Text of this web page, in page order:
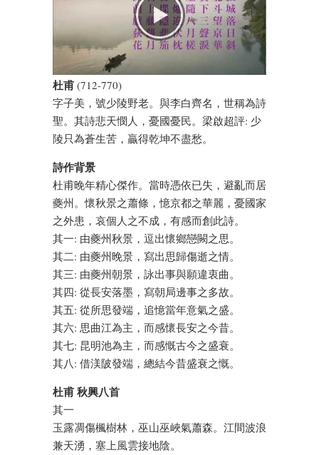
杜甫 (712-770)
字子美，號少陵野老。與李白齊名，世稱為詩
聖。其詩悲天憫人，憂國憂民。梁啟超評: 少
陵只為蒼生苦，贏得乾坤不盡愁。
詩作背景
杜甫晚年精心傑作。當時憑依已失，避亂而居
夔州。懷秋景之蕭條，憶京都之華麗，憂國家
之外患，哀個人之不成，有感而創此詩。
其一: 由夔州秋景，逗出懷鄉戀闕之思。
其二: 由夔州晚景，寫出思歸傷逝之情。
其三: 由夔州朝景，詠出事與願違衷曲。
其四: 從長安落墨，寫朝局邊事之多故。
其五: 從所思發端，追憶當年意氣之盛。
其六: 思曲江為主，而感懷長安之今昔。
其七: 昆明池為主，而感慨古今之盛衰。
其八: 借渼陂發端，總結今昔盛衰之慨。
杜甫 秋興八首
其一
玉露凋傷楓樹林，巫山巫峽氣蕭森。江間波浪
兼天湧，塞上風雲接地陰。